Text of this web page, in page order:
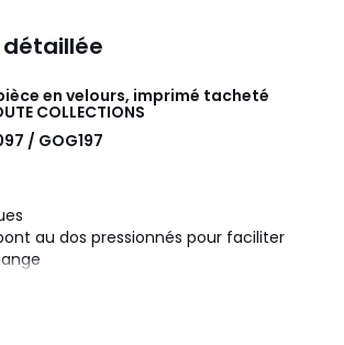
en velours, imprimé tacheté
COLLECTIONS
/ GOG197
au dos pressionnés pour faciliter
à partir de 12 mois (74 cm),
un meilleur maintien